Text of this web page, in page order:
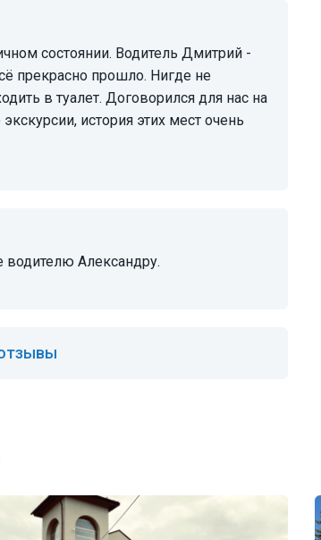
прекрасно прошло. Нигде не
в туалет. Договорился для нас на
история этих мест очень
водителю Александру.